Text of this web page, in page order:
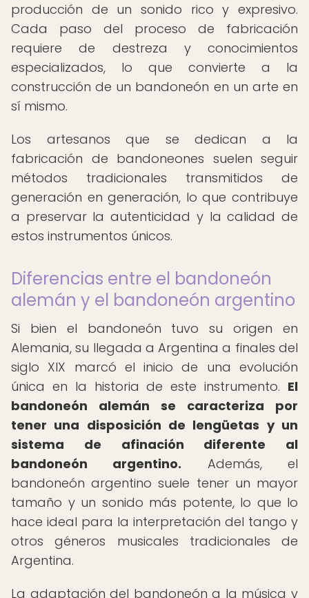
producción de un sonido rico y expresivo.
Cada paso del proceso de fabricación
requiere de destreza y conocimientos
especializados, lo que convierte a la
construcción de un bandoneón en un arte en
sí mismo.
Los artesanos que se dedican a la
fabricación de bandoneones suelen seguir
métodos tradicionales transmitidos de
generación en generación, lo que contribuye
a preservar la autenticidad y la calidad de
estos instrumentos únicos.
Diferencias entre el bandoneón
alemán y el bandoneón argentino
Si bien el bandoneón tuvo su origen en
Alemania, su llegada a Argentina a finales del
siglo XIX marcó el inicio de una evolución
única en la historia de este instrumento. El
bandoneón alemán se caracteriza por
tener una disposición de lengüetas y un
sistema de afinación diferente al
bandoneón argentino. Además, el
bandoneón argentino suele tener un mayor
tamaño y un sonido más potente, lo que lo
hace ideal para la interpretación del tango y
otros géneros musicales tradicionales de
Argentina.
La adaptación del bandoneón a la música y